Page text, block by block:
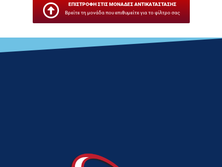
ΕΠΙΣΤΡΟΦΗ ΣΤΙΣ ΜΟΝΑΔΕΣ ΑΝΤΙΚΑΤΑΣΤΑΣΗΣ
Βρείτε τη μονάδα που επιθυμείτε για το φίλτρο σας